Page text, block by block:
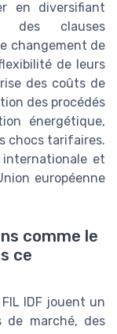
en diversifiant
des clauses
changement de
de leurs
des coûts de
des procédés
énergétique,
chocs tarifaires.
internationale et
européenne
comme le
ce
FIL IDF jouent un
de marché, des